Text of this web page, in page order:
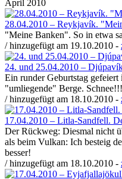
April 2010
28.04.2010 – Reykjavík.
"Meine Banken". So in etwa
/ hinzugefügt am 19.10.2010 -
24. und 25.04.2010 –
Ein runder Geburtstag
"umliegende" Berge. Schnee!!!
/ hinzugefügt am 18.10.2010 -
17.04.2010 – Litla-Sandfell.
Der Rückweg: Diesmal nicht
als beim Vulkan: Ich besteig
besser!
/ hinzugefügt am 18.10.2010 -